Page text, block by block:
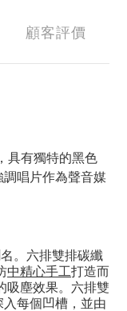
顧客評價
具有獨特的黑色
唱片作為聲音媒
。六排雙排碳纖
中精心手工打造而
吸塵效果。六排雙
每個凹槽，並由